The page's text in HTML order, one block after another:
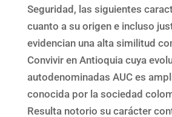
Seguridad, las siguientes
cuanto a su origen e incluso
evidencian una alta similitud
Convivir en Antioquia cuya
autodenominadas AUC es
conocida por la sociedad
Resulta notorio su carácter